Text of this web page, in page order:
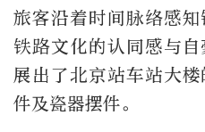
旅客沿着时间脉络感
铁路文化的认同感与
展出了北京站车站大
件及瓷器摆件。